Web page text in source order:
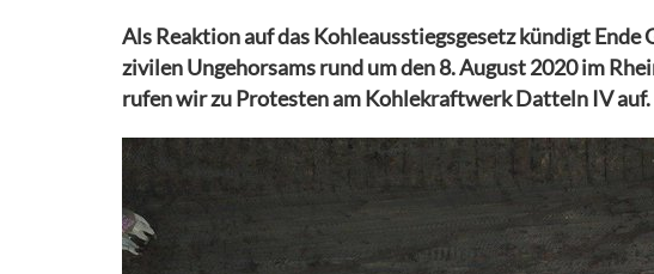
ANREISE
BARRIEREN
DURCHFLIESSEN
ANTIRASSISMUS
UMGANG MIT
SEXUALISIERTER
ISRAEL/PALÄSTINA
LEITFADEN
RÜCKSCHAU
Als Reaktion auf das Kohleausstiegsgesetz kündigt
zivilen Ungehorsams rund um den 8. August 2020 im
rufen wir zu Protesten am Kohlekraftwerk Datteln IV auf.